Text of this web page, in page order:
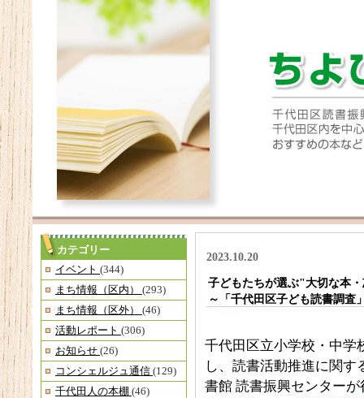
カテゴリー
イベント (344)
まち情報（区内） (293)
まち情報（区外） (46)
活動レポート (306)
お知らせ (26)
コンシェルジュ通信 (129)
千代田人の本棚 (46)
2023.10.20
子どもたちが選ぶ"大切な本
～「千代田区子ども読書調査
千代田区立小学校・中学
し、読書活動推進に関
書館 読書振興センター